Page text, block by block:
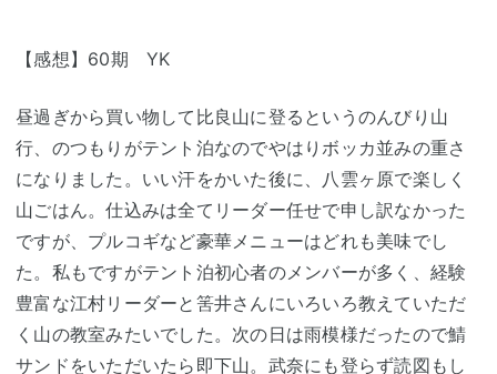
【感想】60期 YK
昼過ぎから買い物して比良山に登るというのんびり山
行、のつもりがテント泊なのでやはりボッカ並みの重さ
になりました。いい汗をかいた後に、八雲ヶ原で楽しく
山ごはん。仕込みは全てリーダー任せで申し訳なかった
ですが、プルコギなど豪華メニューはどれも美味でし
た。私もですがテント泊初心者のメンバーが多く、経験
豊富な江村リーダーと筈井さんにいろいろ教えていただ
く山の教室みたいでした。次の日は雨模様だったので鯖
サンドをいただいたら即下山。武奈にも登らず読図もし